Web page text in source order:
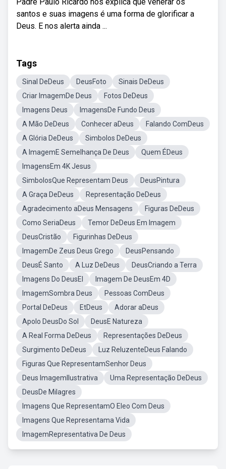
santos e suas imagens é uma forma de glorificar a
Deus. E nos alerta ainda ...
Tags
Sinal DeDeus DeusFoto
Sinais DeDeus
Criar ImagemDe Deus
Fotos DeDeus
Imagens Deus
ImagensDe Fundo Deus
A Mão DeDeus
Conhecer aDeus
Falando ComDeus
A Glória DeDeus
Simbolos DeDeus
A ImagemE Semelhança De Deus
Quem ÉDeus
ImagensEm 4K Jesus
SimbolosQue Representam Deus
DeusPintura
A Graça DeDeus
Representação DeDeus
Agradecimento aDeus Mensagens
Figuras DeDeus
Como SeriaDeus
Temor DeDeus Em Imagem
DeusCristão
Figurinhas DeDeus
ImagemDe Zeus Deus Grego
DeusPensando
DeusÉ Santo
A Luz DeDeus
DeusCriando a Terra
Imagens Do DeusEl
Imagem De DeusEm 4D
ImagemSombra Deus
Pessoas ComDeus
Portal DeDeus
EtDeus
Adorar aDeus
Apolo DeusDo Sol
DeusE Natureza
A Real Forma DeDeus
Representações DeDeus
Surgimento DeDeus
Luz ReluzenteDeus Falando
Figuras Que RepresentamSenhor Deus
Deus ImagemIlustrativa
Uma Representação DeDeus
DeusDe Milagres
Imagens Que RepresentamO Eleo Com Deus
Imagens Que Representama Vida
ImagemRepresentativa De Deus